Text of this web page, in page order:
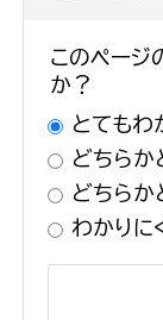
このページ
か？
とてもわ
どちらか
どちらか
わかりに